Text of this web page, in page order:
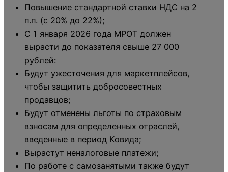
Повышение стандартной ставки НДС на 2
п.п. (с 20% до 22%);
С 1 января 2026 года МРОТ должен
вырасти до показателя свыше 27 000
рублей:
Будут ужесточения для маркетплейсов,
чтобы защитить добросовестных
продавцов;
Будут отменены льготы по страховым
взносам для определенных отраслей,
введенные в период Ковида;
Вырастут неналоговые платежи;
По работе с самозанятыми также будут